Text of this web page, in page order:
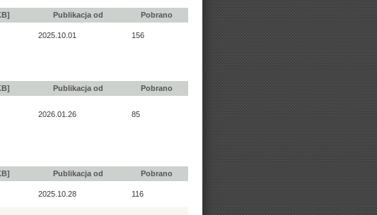
Publikacja od Pobrano
2025.10.01 156
Publikacja od Pobrano
2026.01.26 85
Publikacja od Pobrano
2025.10.28 116